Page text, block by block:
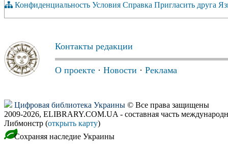
Конфиденциальность Условия Справка Пригласить друга
Контакты редакции
О проекте · Новости · Реклама
Цифровая библиотека Украины © Все права защищены
2009-2026, ELIBRARY.COM.UA - составная часть
Либмонстр (открыть карту)
Сохраняя наследие Украины